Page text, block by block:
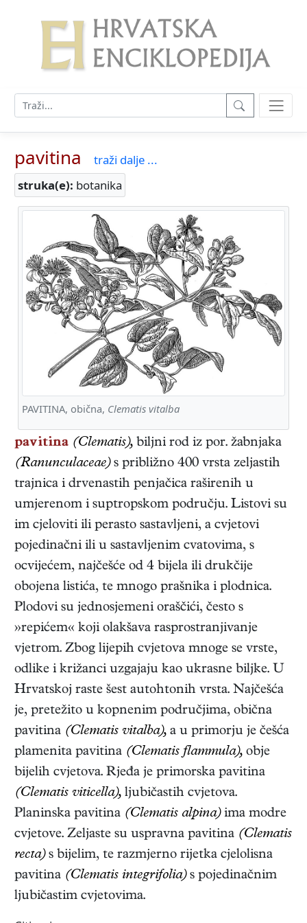
pavitina
traži dalje ...
struka(e): botanika
PAVITINA, obična, Clematis vitalba
pavitina (Clematis), biljni rod iz por. žabnjaka
(Ranunculaceae)s približno 400 vrsta zeljastih
trajnica i drvenastih penjačica raširenih u
umjerenom i suptropskom području. Listovi su
im cjeloviti ili perasto sastavljeni, a cvjetovi
pojedinačni ili u sastavljenim cvatovima, s
ocvijećem, najčešće od 4 bijela ili drukčije
obojena listića, te mnogo prašnika i plodnica.
Plodovi su jednosjemeni oraščići, često s
»repićem« koji olakšava rasprostranjivanje
vjetrom. Zbog lijepih cvjetova mnoge se vrste,
odlike i križanci uzgajaju kao ukrasne biljke. U
Hrvatskoj raste šest autohtonih vrsta. Najčešća
je, pretežito u kopnenim područjima, obična
pavitina (Clematis vitalba), a u primorju je češća
plamenita pavitina (Clematis flammula), obje
bijelih cvjetova. Rjeđa je primorska pavitina
(Clematis viticella), ljubičastih cvjetova.
Planinska pavitina (Clematis alpina)ima modre
cvjetove. Zeljaste su uspravna pavitina (Clematis
recta)s bijelim, te razmjerno rijetka cjelolisna
pavitina (Clematis integrifolia)s pojedinačnim
ljubičastim cvjetovima.